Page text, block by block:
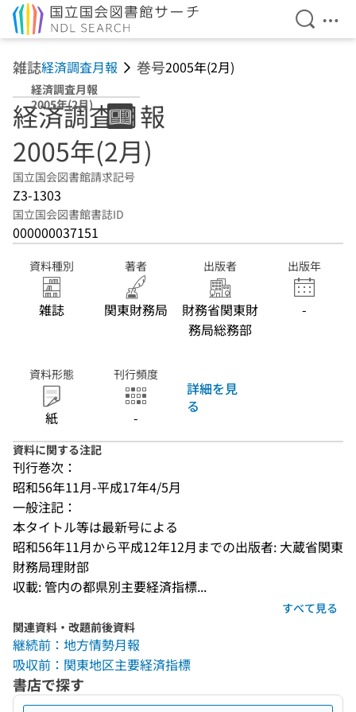
検索を
メ
雑誌経済調査月報 巻号2005年(2月)
経済調査月報
2005年(2月)
経済調査月報
2005年(2月)
国立国会図書館請求記号
Z3-1303
国立国会図書館書誌ID
000000037151
資料種別
雑誌
著者
関東財務局
出版者
財務省関東財
務局総務部
出版年
-
資料形態
紙
刊行頻度
-
詳細を見
る
資料に関する注記
刊行巻次：
昭和56年11月-平成17年4/5月
一般注記：
本タイトル等は最新号による
昭和56年11月から平成12年12月までの出版者: 大蔵省関東
財務局理財部
収載: 管内の都県別主要経済指標...
すべて見る
関連資料・改題前後資料
継続前：地方情勢月報
吸収前：関東地区主要経済指標
書店で探す